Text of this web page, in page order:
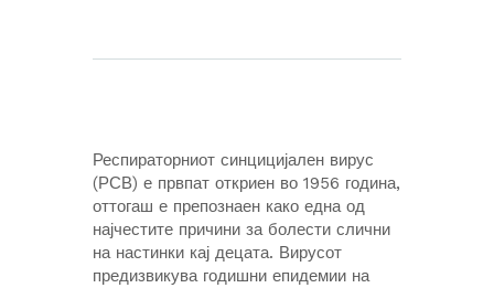
Респираторниот синцицијален вирус
(РСВ) е првпат откриен во 1956 година,
оттогаш е препознаен како една од
најчестите причини за болести слични
на настинки кај децата. Вирусот
предизвикува годишни епидемии на